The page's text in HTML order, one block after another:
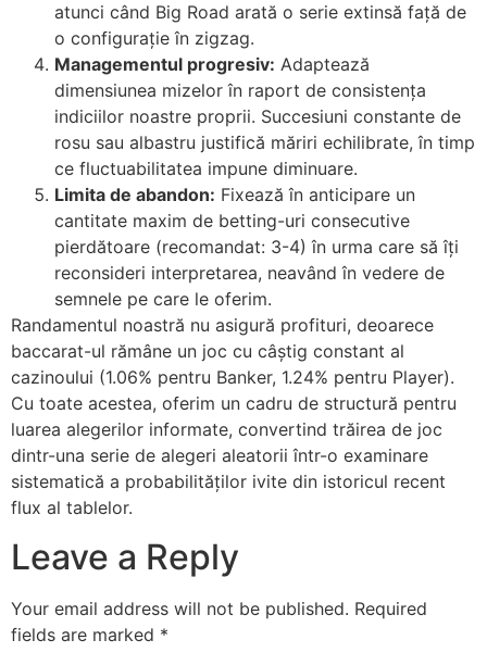
atunci când Big Road arată o serie extinsă față de
o configurație în zigzag.
Managementul progresiv: Adaptează
dimensiunea mizelor în raport de consistența
indiciilor noastre proprii. Succesiuni constante de
rosu sau albastru justifică măriri echilibrate, în timp
ce fluctuabilitatea impune diminuare.
Limita de abandon: Fixează în anticipare un
cantitate maxim de betting-uri consecutive
pierdătoare (recomandat: 3-4) în urma care să îți
reconsideri interpretarea, neavând în vedere de
semnele pe care le oferim.
Randamentul noastră nu asigură profituri, deoarece
baccarat-ul rămâne un joc cu câștig constant al
cazinoului (1.06% pentru Banker, 1.24% pentru Player).
Cu toate acestea, oferim un cadru de structură pentru
luarea alegerilor informate, convertind trăirea de joc
dintr-una serie de alegeri aleatorii într-o examinare
sistematică a probabilităților ivite din istoricul recent
flux al tablelor.
Leave a Reply
Your email address will not be published. Required
fields are marked *